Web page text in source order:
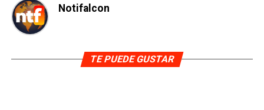
Notifalcon
TE PUEDE GUSTAR